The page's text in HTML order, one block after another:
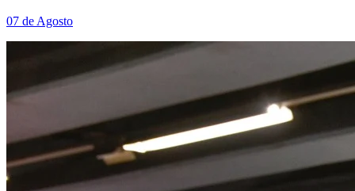
07 de Agosto